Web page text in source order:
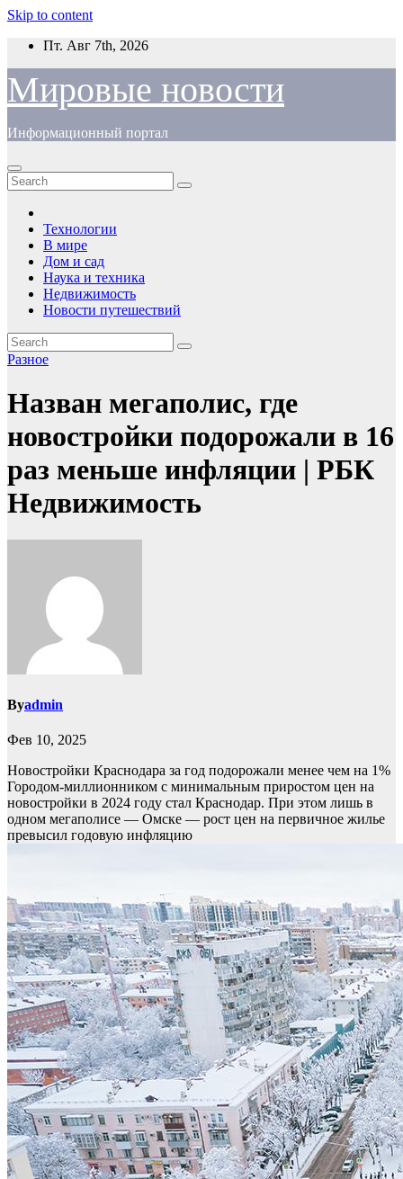
Skip to content
Пт. Авг 7th, 2026
Мировые новости
Информационный портал
Технологии
В мире
Дом и сад
Наука и техника
Недвижимость
Новости путешествий
Разное
Назван мегаполис, где
новостройки подорожали в 16
раз меньше инфляции | РБК
Недвижимость
Byadmin
Фев 10, 2025
Новостройки Краснодара за год подорожали менее чем на 1%
Городом-миллионником с минимальным приростом цен на
новостройки в 2024 году стал Краснодар. При этом лишь в
одном мегаполисе — Омске — рост цен на первичное жилье
превысил годовую инфляцию